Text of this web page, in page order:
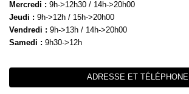
Mercredi : 9h->12h30 / 14h->20h00
Jeudi : 9h->12h / 15h->20h00
Vendredi : 9h->13h / 14h->20h00
Samedi : 9h30->12h
ADRESSE ET TÉLÉPHONE